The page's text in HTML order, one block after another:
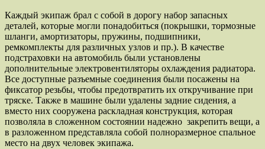
Каждый экипаж брал с собой в дорогу набор запасных
деталей, которые могли понадобиться (покрышки, тормозные
шланги, амортизаторы, пружины, подшипники,
ремкомплекты для различных узлов и пр.). В качестве
подстраховки на автомобиль были установлены
дополнительные электровентиляторы охлаждения радиатора.
Все доступные разъемные соединения были посажены на
фиксатор резьбы, чтобы предотвратить их откручивание при
тряске. Также в машине были удалены задние сидения, а
вместо них сооружена раскладная конструкция, которая
позволяла в сложенном состоянии надежно закрепить вещи, а
в разложенном представляла собой полноразмерное спальное
место на двух человек экипажа.